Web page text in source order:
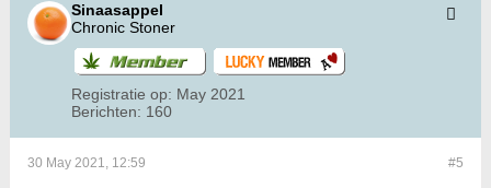
Sinaasappel
Chronic Stoner
Registratie op: May 2021
Berichten: 160
#5
30 May 2021, 12:59